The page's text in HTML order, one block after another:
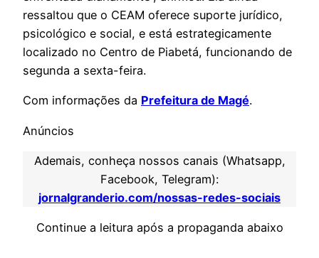
ressaltou que o CEAM oferece suporte jurídico,
psicológico e social, e está estrategicamente
localizado no Centro de Piabetá, funcionando de
segunda a sexta-feira.
Com informações da Prefeitura de Magé.
Anúncios
Ademais, conheça nossos canais (Whatsapp,
Facebook, Telegram):
jornalgranderio.com/nossas-redes-sociais
Continue a leitura após a propaganda abaixo